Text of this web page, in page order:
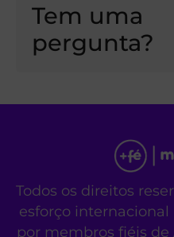
Tem uma
pergunta?
Todos os direitos
esforço
por membros fiéis de